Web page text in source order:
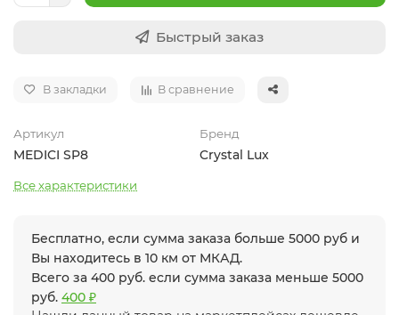
Быстрый заказ
В закладки В сравнение
Артикул
MEDICI SP8
Бренд
Crystal Lux
Все характеристики
Бесплатно, если сумма заказа больше 5000 руб и
Вы находитесь в 10 км от МКАД.
Всего за 400 руб. если сумма заказа меньше 5000
руб. 400 ₽